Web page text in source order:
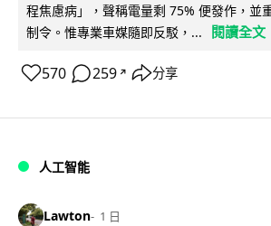
程焦慮病」，聲稱電量剩 75% 便發作，並
制令。惟專業車媒隨即反駁，...
閱讀全文
570 259 ↗ 分享
人工智能
Lawton 1 日